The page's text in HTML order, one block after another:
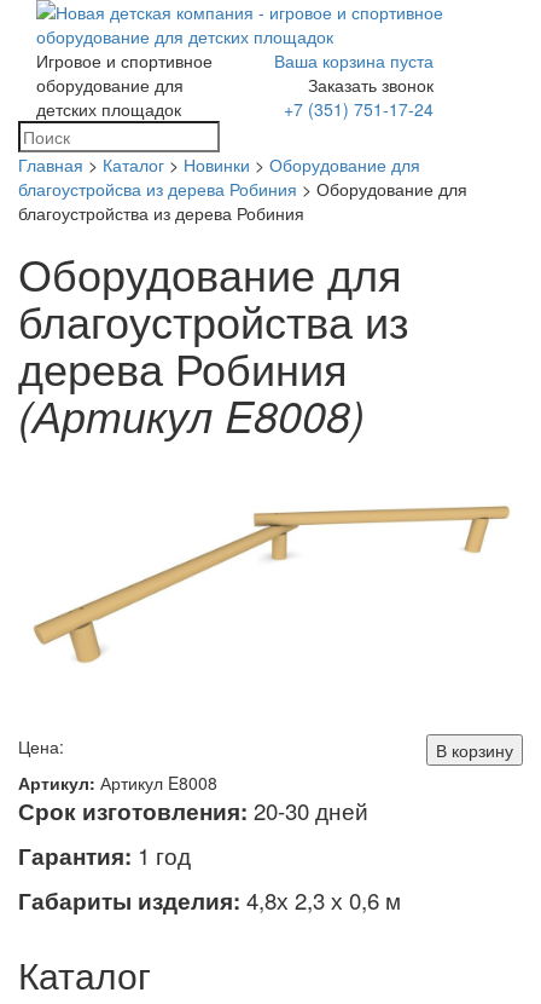
Игровое и спортивное
оборудование для
детских площадок
Ваша корзина пуста
Заказать звонок
+7 (351) 751-17-24
Главная > Каталог > Новинки > Оборудование для
благоустройсва из дерева Робиния > Оборудование для
благоустройства из дерева Робиния
Оборудование для
благоустройства из
дерева Робиния
(Артикул E8008)
Цена:
В корзину
Артикул: Артикул E8008
Срок изготовления: 20-30 дней
Гарантия: 1 год
Габариты изделия: 4,8х 2,3 х 0,6 м
Каталог